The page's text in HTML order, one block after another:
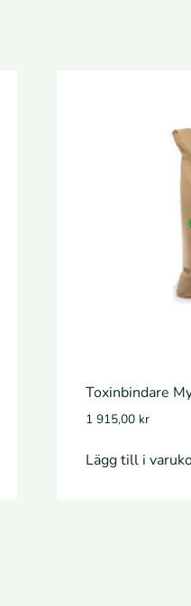
Toxinbindare
1 915,00 kr
Lägg till i